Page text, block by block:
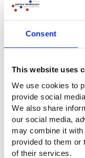
Consent
This website uses
We use cookies to
provide social
We also share
our social media,
may combine it with
provided to them or
of their services.
Nowoflon DGNB
Nowoflon_LEED
Tehnologia din
Pe lângă pernele
instalația de aer și
acestea asigură o
pernă de aer și o